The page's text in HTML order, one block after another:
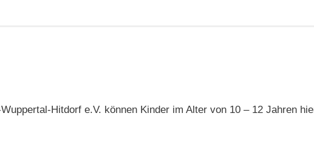
Hitdorf e.V. können Kinder im Alter von 10 – 12 Jahren